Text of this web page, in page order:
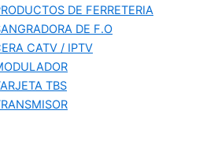
DE FERRETERIA
DE F.O
CATV / IPTV
TBS